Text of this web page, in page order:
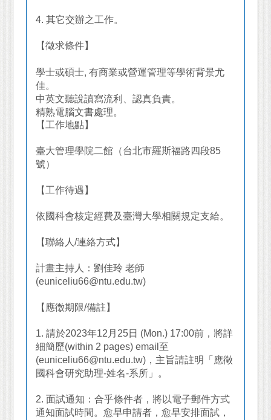
4.其它交辦之工作。
【徵求條件】
學士或碩士,有商業或營運管理等學術背景尤
佳。
中英文聽說讀寫流利、認真負責。
精熟電腦文書處理。
【工作地點】
臺大管理學院二館（台北市羅斯福路四段85
號）
【工作待遇】
依國科會核定經費及臺灣大學相關規定支給。
【聯絡人/連絡方式】
計畫主持人：劉佳玲 老師
(euniceliu66@ntu.edu.tw)
【應徵期限/備註】
1.請於2023年12 月 25日 (Mon.) 17:00前，將詳
細簡歷(within 2 pages) email至
(euniceliu66@ntu.edu.tw) ，主旨請註明「應徵
國科會研究助理-姓名-系所」。
2.面試通知：合乎條件者，將以電子郵件方式
通知面試時間。愈早申請者，愈早安排面試，